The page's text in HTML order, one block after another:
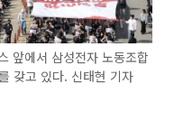
앞에서 삼성전자 노동조합
갖고 있다. 신태현 기자